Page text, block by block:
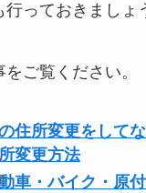
っておきましょ
ご覧ください。
住所変更をして
変更方法
車・バイク・原